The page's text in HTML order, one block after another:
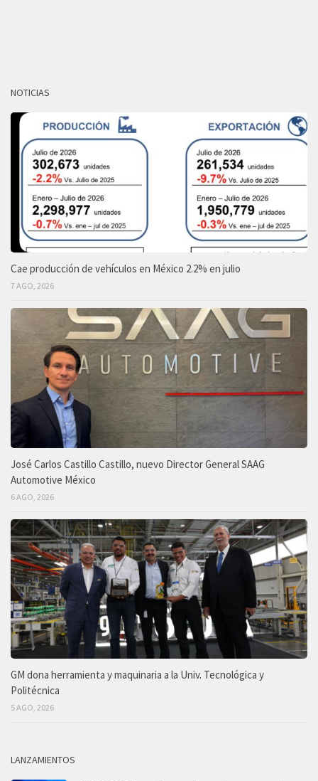
NOTICIAS
Cae producción de vehículos en México 2.2% en julio
7 AGO, 2026
José Carlos Castillo Castillo, nuevo Director General SAAG
Automotive México
6 AGO, 2026
GM dona herramienta y maquinaria a la Univ. Tecnológica y
Politécnica
5 AGO, 2026
LANZAMIENTOS